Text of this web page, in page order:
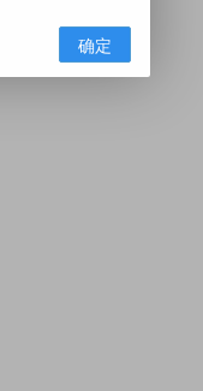
确定